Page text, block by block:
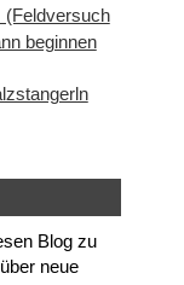
beginnen
Blog zu
neue